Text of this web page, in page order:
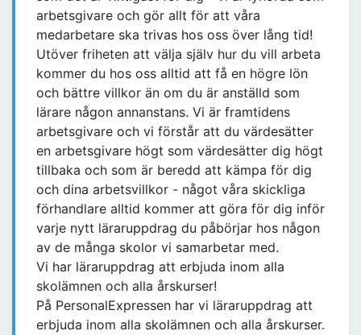
arbetsgivare och gör allt för att våra
medarbetare ska trivas hos oss över lång tid!
Utöver friheten att välja själv hur du vill arbeta
kommer du hos oss alltid att få en högre lön
och bättre villkor än om du är anställd som
lärare någon annanstans. Vi är framtidens
arbetsgivare och vi förstår att du värdesätter
en arbetsgivare högt som värdesätter dig högt
tillbaka och som är beredd att kämpa för dig
och dina arbetsvillkor - något våra skickliga
förhandlare alltid kommer att göra för dig inför
varje nytt läraruppdrag du påbörjar hos någon
av de många skolor vi samarbetar med.
Vi har läraruppdrag att erbjuda inom alla
skolämnen och alla årskurser!
På PersonalExpressen har vi läraruppdrag att
erbjuda inom alla skolämnen och alla årskurser.